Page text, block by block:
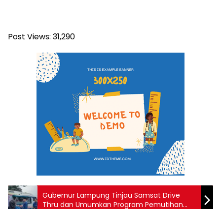
Post Views: 31,290
Gubernur Lampung Tinjau Samsat Drive
Thru dan Umumkan Program Pemutihan